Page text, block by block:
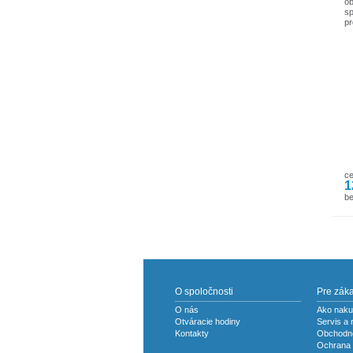
O spoločnosti
O nás
Otváracie hodiny
Kontakty
Pre
Ako
Servis a
Ochrana